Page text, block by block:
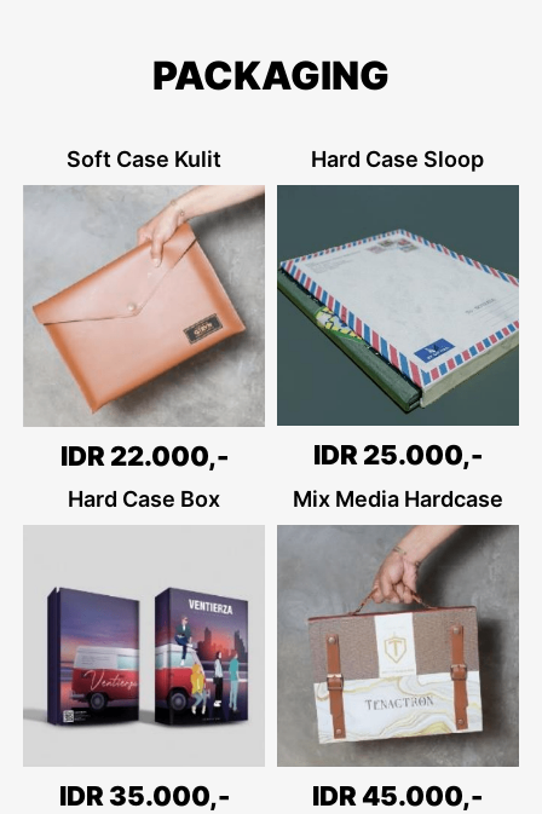
PACKAGING
Soft Case Kulit
IDR 22.000,-
Hard Case Sloop
IDR 25.000,-
Hard Case Box
IDR 35.000,-
Mix Media Hardcase
IDR 45.000,-